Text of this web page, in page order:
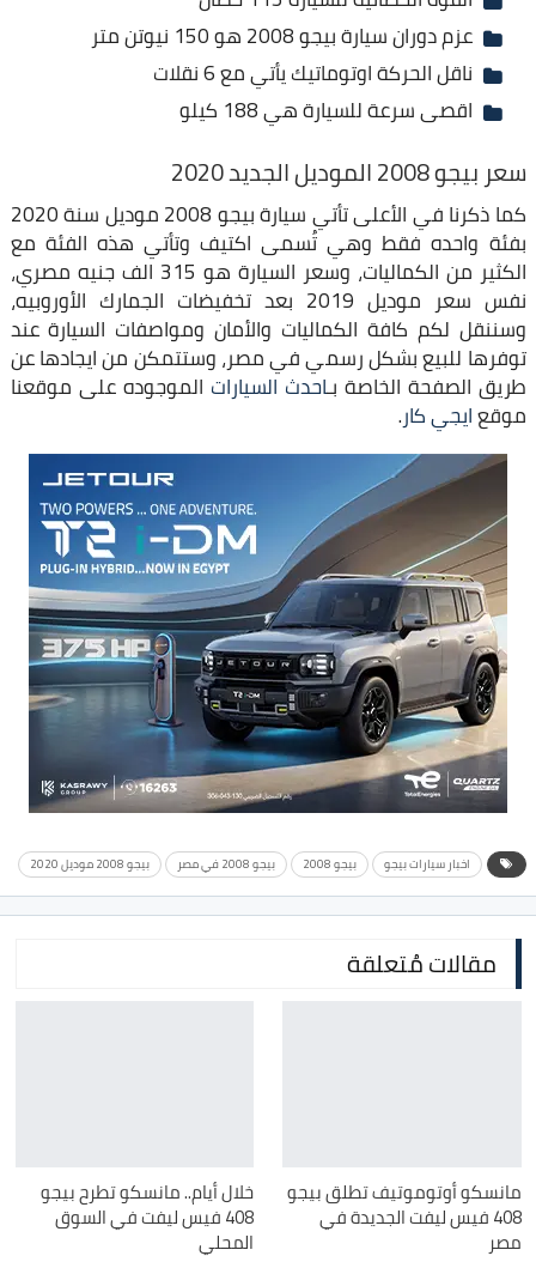
عزم دوران سيارة بيجو 2008 هو 150 نيوتن متر
ناقل الحركة اوتوماتيك يأتي مع 6 نقلات
اقصى سرعة للسيارة هي 188 كيلو
سعر بيجو 2008 الموديل الجديد 2020
كما ذكرنا في الأعلى تأتي سيارة بيجو 2008 موديل سنة 2020
بفئة واحده فقط وهي تُسمى اكتيف وتأتي هذه الفئة مع
الكثير من الكماليات، وسعر السيارة هو 315 الف جنيه مصري،
نفس سعر موديل 2019 بعد تخفيضات الجمارك الأوروبيه،
وسننقل لكم كافة الكماليات والأمان ومواصفات السيارة عند
توفرها للبيع بشكل رسمي في مصر، وستتمكن من ايجادها عن
طريق الصفحة الخاصة بـاحدث السيارات الموجوده على موقعنا
موقعايجي كار.
اخبار سيارات بيجو بيجو 2008 بيجو 2008 في مصر بيجو 2008 موديل 2020
مقالات مُتعلقة
مانسكو أوتوموتيف تطلق بيجو
408 فيس ليفت الجديدة في
مصر
خلال أيام.. مانسكو تطرح بيجو
408 فيس ليفت في السوق
المحلي